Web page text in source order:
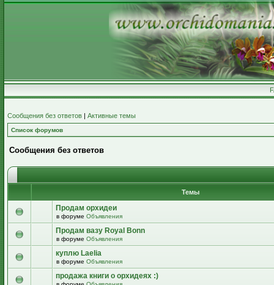
Сообщения без ответов | Активные темы
Список форумов
Сообщения без ответов
Темы
Продам орхидеи
в форуме Объявления
Продам вазу Royal Bonn
в форуме Объявления
куплю Laelia
в форуме Объявления
продажа книги о орхидеях :)